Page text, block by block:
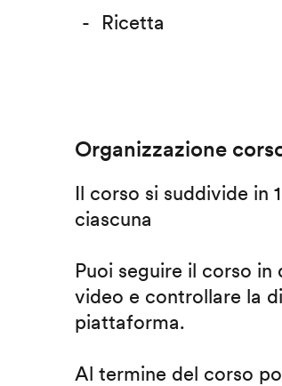
Ricetta
Organizzazione
Il corso si suddivide in
ciascuna
Puoi seguire il corso
video e controllare la
piattaforma.
Al termine del corso